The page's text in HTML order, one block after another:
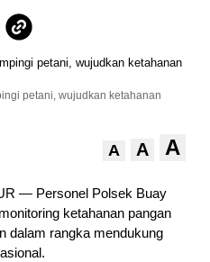
petani, wujudkan ketahanan
A A A
— Personel Polsek Buay
ketahanan pangan
dalam rangka mendukung